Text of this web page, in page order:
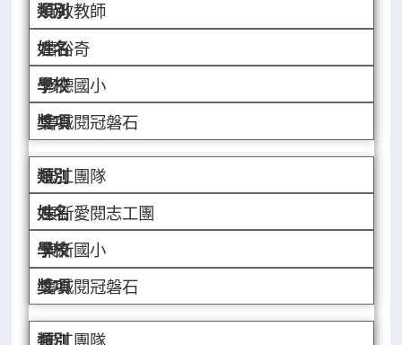
行政教師
蕭裕奇
修德國小
書城閱冠磐石
志工團隊
東新愛閱志工團
東新國小
書城閱冠磐石
志工團隊